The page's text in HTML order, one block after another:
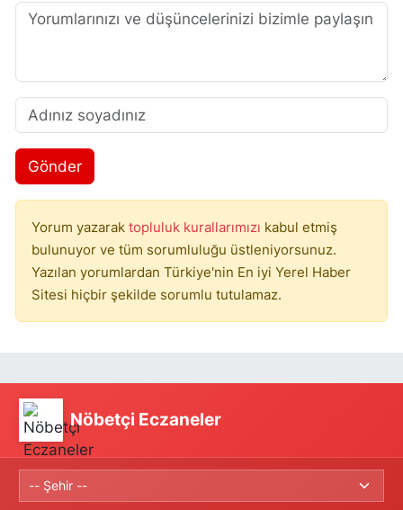
Gönder
Yorum yazarak topluluk kurallarımızı kabul etmiş
bulunuyor ve tüm sorumluluğu üstleniyorsunuz.
Yazılan yorumlardan Türkiye'nin En iyi Yerel Haber
Sitesi hiçbir şekilde sorumlu tutulamaz.
Nöbetçi Eczaneler